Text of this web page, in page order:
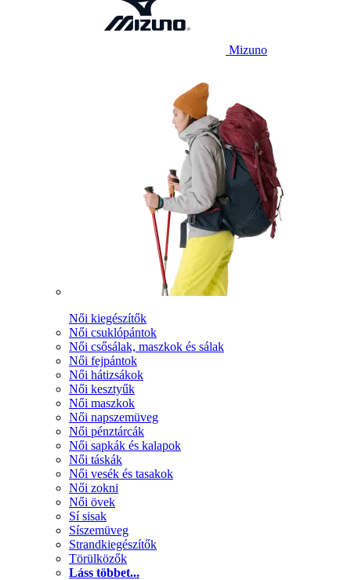
Mizuno
Női kiegészítők
Női csuklópántok
Női csősálak, maszkok és sálak
Női fejpántok
Női hátizsákok
Női kesztyűk
Női maszkok
Női napszemüveg
Női pénztárcák
Női sapkák és kalapok
Női táskák
Női vesék és tasakok
Női zokni
Női övek
Sí sisak
Síszemüveg
Strandkiegészítők
Törülközők
Láss többet...